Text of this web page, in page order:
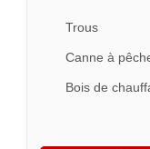
Trous
Canne à
Bois de